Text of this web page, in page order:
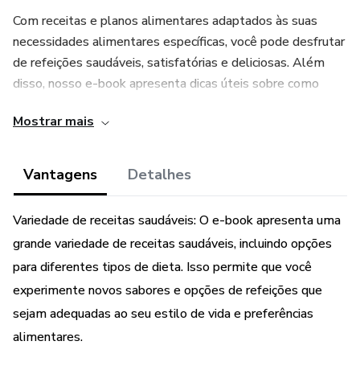
Com receitas e planos alimentares adaptados às suas
necessidades alimentares específicas, você pode desfrutar
de refeições saudáveis, satisfatórias e deliciosas. Além
disso, nosso e-book apresenta dicas úteis sobre como
que você possa adotar um estilo de vida saudável sem se
Adquira nosso E-book de cardápio 2 e comece a comer de
Mostrar mais
Vantagens Detalhes
Variedade de receitas saudáveis: O e-book apresenta uma
grande variedade de receitas saudáveis, incluindo opções
para diferentes tipos de dieta. Isso permite que você
experimente novos sabores e opções de refeições que
sejam adequadas ao seu estilo de vida e preferências
alimentares.